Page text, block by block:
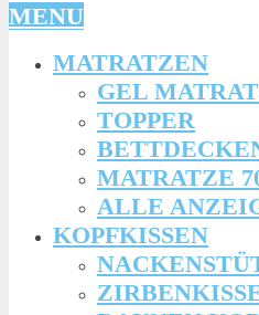
MENU
MATRATZEN
GEL
TOPPER
MATRATZE
ALLE
KOPFKISSEN